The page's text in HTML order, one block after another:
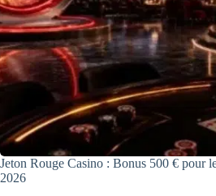
Jeton Rouge Casino : Bonus 500 € pour
2026